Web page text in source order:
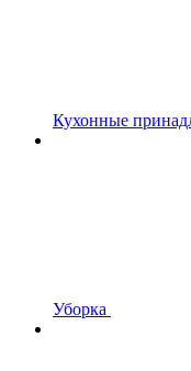
Кухонные
Уборка